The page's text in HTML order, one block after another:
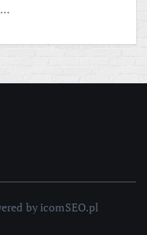
by icomSEO.pl